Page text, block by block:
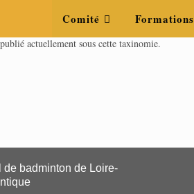
Comité Formations
actuellement sous cette taxinomie.
badminton de Loire-